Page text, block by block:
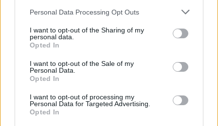
Personal Data Processing Opt Outs
I want to opt-out of the Sharing of my
personal data.
Opted In
I want to opt-out of the Sale of my
Personal Data.
Opted In
I want to opt-out of processing my
Personal Data for Targeted Advertising.
Opted In
Ο Δημήτρης Θεοδωρακάκος ήταν ο νικητής του τελευταίου
Πανελληνίου Πρωταθλήματος Ορεινού Δρόμου που είχε γίνει
το 2019 και πάλι στη Δεσκάτη.
15/04/2022 • 16:13